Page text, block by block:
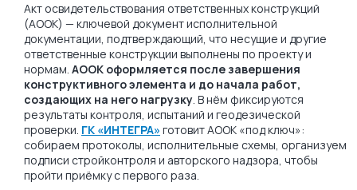
Акт освидетельствования ответственных конструкций
(АООК) — ключевой документ исполнительной
документации, подтверждающий, что несущие и другие
ответственные конструкции выполнены по проекту и
нормам. АООК оформляется после завершения
конструктивного элемента и до начала работ,
создающих на него нагрузку. В нём фиксируются
результаты контроля, испытаний и геодезической
проверки. ГК «ИНТЕГРА» готовит АООК «под ключ»:
собираем протоколы, исполнительные схемы, организуем
подписи стройконтроля и авторского надзора, чтобы
пройти приёмку с первого раза.